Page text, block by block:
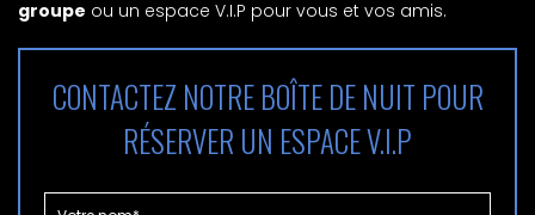
groupe ou un espace V.I.P pour vous et vos amis.
CONTACTEZ NOTRE BOÎTE DE NUIT POUR
RÉSERVER UN ESPACE V.I.P